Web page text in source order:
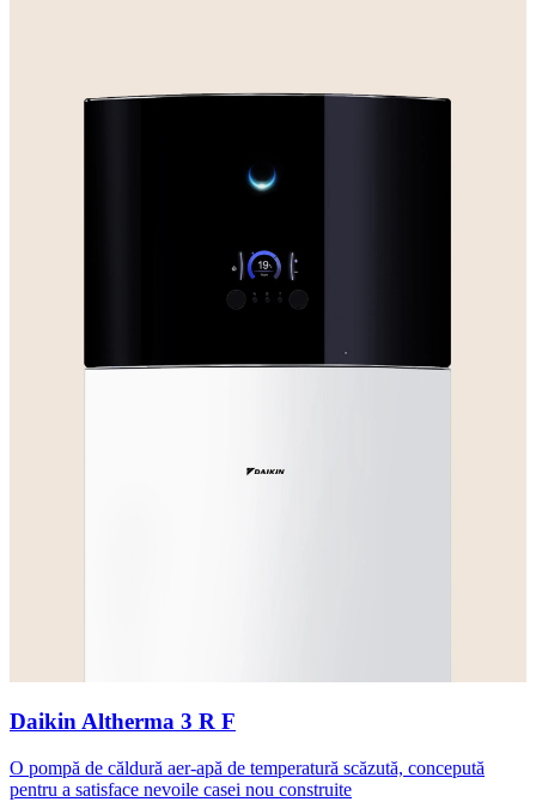
Daikin Altherma 3 R F
O pompă de căldură aer-apă de temperatură scăzută, concepută
pentru a satisface nevoile casei nou construite